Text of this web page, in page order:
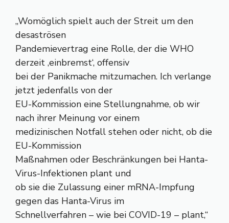
„Womöglich spielt auch der Streit um den
desaströsen
Pandemievertrag eine Rolle, der die WHO
derzeit ‚einbremst‘, offensiv
bei der Panikmache mitzumachen. Ich verlange
jetzt jedenfalls von der
EU-Kommission eine Stellungnahme, ob wir
nach ihrer Meinung vor einem
medizinischen Notfall stehen oder nicht, ob die
EU-Kommission
Maßnahmen oder Beschränkungen bei Hanta-
Virus-Infektionen plant und
ob sie die Zulassung einer mRNA-Impfung
gegen das Hanta-Virus im
Schnellverfahren – wie bei COVID-19 – plant,“